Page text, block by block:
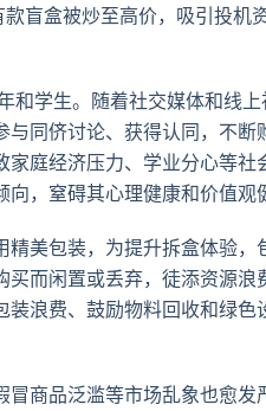
盲盒被炒至高价，吸引投机
和学生。随着社交媒体和线
同侪讨论、获得认同，不断
庭经济压力、学业分心等社
，窒碍其心理健康和价值观
美包装，为提升拆盒体验，
而闲置或丢弃，徒添资源浪
浪费、鼓励物料回收和绿
商品泛滥等市场乱象也愈发